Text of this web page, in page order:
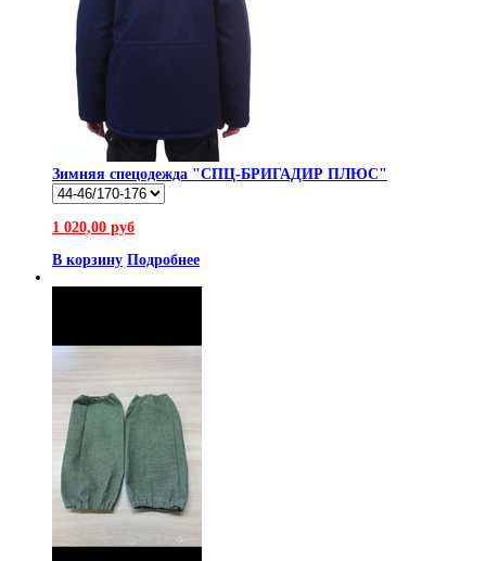
Зимняя спецодежда "СПЦ-БРИГАДИР ПЛЮС"
1 020,00 руб
В корзину Подробнее